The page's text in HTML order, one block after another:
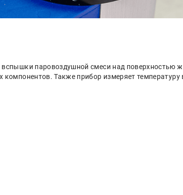
вспышки паровоздушной смеси над поверхностью
компонентов. Также прибор измеряет